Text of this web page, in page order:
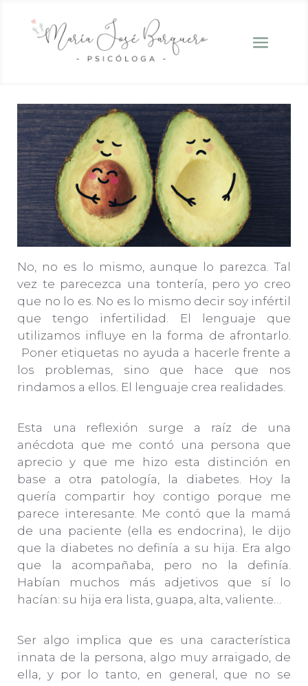
No, no es lo mismo, aunque lo parezca. Tal
vez te parecezca una tontería, pero yo creo
que no lo es. No es lo mismo decir soy infértil
que tengo infertilidad. El lenguaje que
utilizamos influye en la forma de afrontarlo.
Poner etiquetas no ayuda a hacerle frente a
los problemas, sino que hace que nos
rindamos a ellos. El lenguaje crea realidades.
Esta una reflexión surge a raíz de una
anécdota que me contó una persona que
aprecio y que me hizo esta distinción en
base a otra patología, la diabetes. Hoy la
quería compartir hoy contigo porque me
parece interesante. Me contó que la mamá
de una paciente (ella es endocrina), le dijo
que la diabetes no definía a su hija. Era algo
que la acompañaba, pero no la definía.
Habían muchos más adjetivos que sí lo
hacían: su hija era lista, guapa, alta, valiente…
Ser algo implica que es una característica
innata de la persona, algo muy arraigado, de
ella, y por lo tanto, en general, que no se